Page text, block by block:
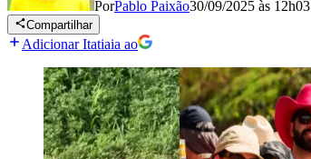
PorPablo Paixão30/09/2025 às 12h03
Compartilhar
Adicionar Itatiaia ao